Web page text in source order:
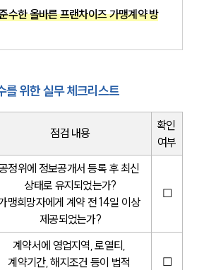
수한 올바른 프랜차이즈 가맹계약 방
를 위한 실무 체크리스트
점검 내용
확인
여부
정위에 정보공개서 등록 후 최신
상태로 유지되었는가?
맹희망자에게 계약 전 14일 이상
제공되었는가?
☐
계약서에 영업지역, 로열티,
계약기간, 해지조건 등이 법적
☐